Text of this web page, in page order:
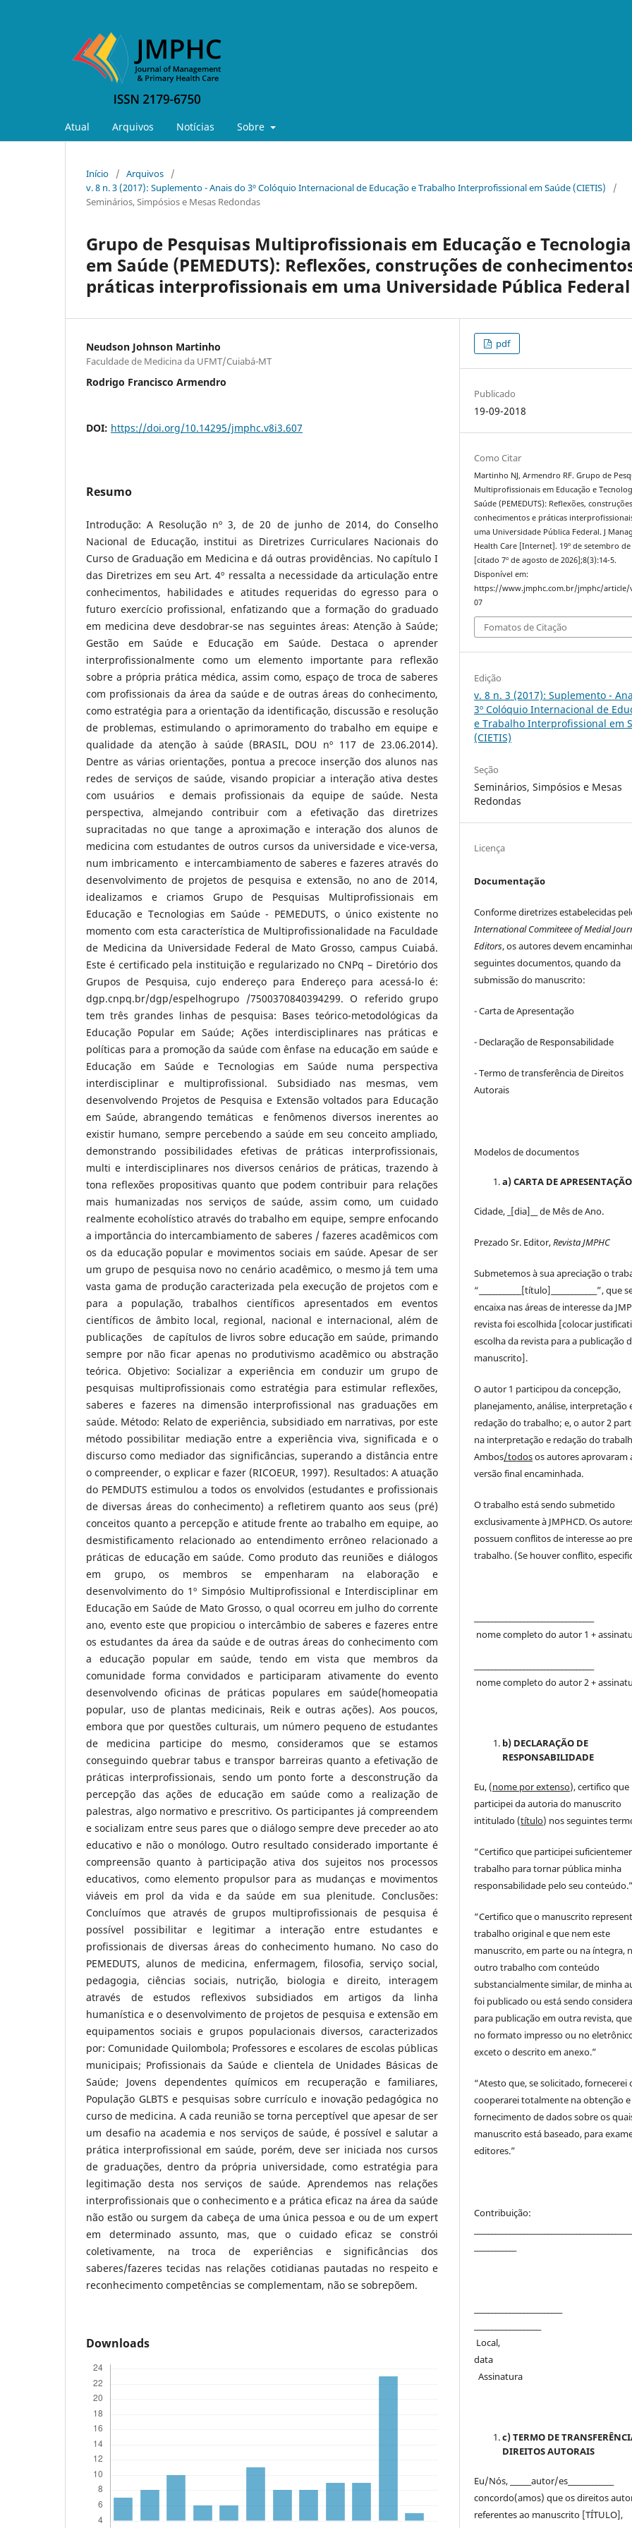
Atual Arquivos Notícias Sobre
Início / Arquivos
/
v. 8 n. 3 (2017): Suplemento - Anais do 3º Colóquio Internacional de Educação e Trabalho Interprofissional em Saúde (CIETIS)
/
Seminários, Simpósios e Mesas Redondas
Grupo de Pesquisas Multiprofissionais em Educação e
em Saúde (PEMEDUTS): Reflexões, construções de
práticas interprofissionais em uma Universidade Pública Federal
Neudson Johnson Martinho
Faculdade de Medicina da UFMT/Cuiabá-MT
Rodrigo Francisco Armendro
DOI: https://doi.org/10.14295/jmphc.v8i3.607
Resumo
Introdução: A Resolução nº 3, de 20 de junho de 2014, do Conselho
Nacional de Educação, institui as Diretrizes Curriculares Nacionais do
Curso de Graduação em Medicina e dá outras providências. No capítulo I
das Diretrizes em seu Art. 4º ressalta a necessidade da articulação entre
conhecimentos, habilidades e atitudes requeridas do egresso para o
futuro exercício profissional, enfatizando que a formação do graduado
em medicina deve desdobrar-se nas seguintes áreas: Atenção à Saúde;
Gestão em Saúde e Educação em Saúde. Destaca o aprender
interprofissionalmente como um elemento importante para reflexão
sobre a própria prática médica, assim como, espaço de troca de saberes
com profissionais da área da saúde e de outras áreas do conhecimento,
como estratégia para a orientação da identificação, discussão e resolução
de problemas, estimulando o aprimoramento do trabalho em equipe e
qualidade da atenção à saúde (BRASIL, DOU nº 117 de 23.06.2014).
Dentre as várias orientações, pontua a precoce inserção dos alunos nas
redes de serviços de saúde, visando propiciar a interação ativa destes
com usuários e demais profissionais da equipe de saúde. Nesta
perspectiva, almejando contribuir com a efetivação das diretrizes
supracitadas no que tange a aproximação e interação dos alunos de
medicina com estudantes de outros cursos da universidade e vice-versa,
num imbricamento e intercambiamento de saberes e fazeres através do
desenvolvimento de projetos de pesquisa e extensão, no ano de 2014,
idealizamos e criamos Grupo de Pesquisas Multiprofissionais em
Educação e Tecnologias em Saúde - PEMEDUTS, o único existente no
momento com esta característica de Multiprofissionalidade na Faculdade
de Medicina da Universidade Federal de Mato Grosso, campus Cuiabá.
Este é certificado pela instituição e regularizado no CNPq – Diretório dos
Grupos de Pesquisa, cujo endereço para Endereço para acessá-lo é:
dgp.cnpq.br/dgp/espelhogrupo /7500370840394299. O referido grupo
tem três grandes linhas de pesquisa: Bases teórico-metodológicas da
Educação Popular em Saúde; Ações interdisciplinares nas práticas e
políticas para a promoção da saúde com ênfase na educação em saúde e
Educação em Saúde e Tecnologias em Saúde numa perspectiva
interdisciplinar e multiprofissional. Subsidiado nas mesmas, vem
desenvolvendo Projetos de Pesquisa e Extensão voltados para Educação
em Saúde, abrangendo temáticas e fenômenos diversos inerentes ao
existir humano, sempre percebendo a saúde em seu conceito ampliado,
demonstrando possibilidades efetivas de práticas interprofissionais,
multi e interdisciplinares nos diversos cenários de práticas, trazendo à
tona reflexões propositivas quanto que podem contribuir para relações
mais humanizadas nos serviços de saúde, assim como, um cuidado
realmente ecoholístico através do trabalho em equipe, sempre enfocando
a importância do intercambiamento de saberes / fazeres acadêmicos com
os da educação popular e movimentos sociais em saúde. Apesar de ser
um grupo de pesquisa novo no cenário acadêmico, o mesmo já tem uma
vasta gama de produção caracterizada pela execução de projetos com e
para a população, trabalhos científicos apresentados em eventos
científicos de âmbito local, regional, nacional e internacional, além de
publicações de capítulos de livros sobre educação em saúde, primando
sempre por não ficar apenas no produtivismo acadêmico ou abstração
teórica. Objetivo: Socializar a experiência em conduzir um grupo de
pesquisas multiprofissionais como estratégia para estimular reflexões,
saberes e fazeres na dimensão interprofissional nas graduações em
saúde. Método: Relato de experiência, subsidiado em narrativas, por este
método possibilitar mediação entre a experiência viva, significada e o
discurso como mediador das significâncias, superando a distância entre
o compreender, o explicar e fazer (RICOEUR, 1997). Resultados: A atuação
do PEMDUTS estimulou a todos os envolvidos (estudantes e profissionais
de diversas áreas do conhecimento) a refletirem quanto aos seus (pré)
conceitos quanto a percepção e atitude frente ao trabalho em equipe, ao
desmistificamento relacionado ao entendimento errôneo relacionado a
práticas de educação em saúde. Como produto das reuniões e diálogos
em grupo, os membros se empenharam na elaboração e
desenvolvimento do 1º Simpósio Multiprofissional e Interdisciplinar em
Educação em Saúde de Mato Grosso, o qual ocorreu em julho do corrente
ano, evento este que propiciou o intercâmbio de saberes e fazeres entre
os estudantes da área da saúde e de outras áreas do conhecimento com
a educação popular em saúde, tendo em vista que membros da
comunidade forma convidados e participaram ativamente do evento
desenvolvendo oficinas de práticas populares em saúde(homeopatia
popular, uso de plantas medicinais, Reik e outras ações). Aos poucos,
embora que por questões culturais, um número pequeno de estudantes
de medicina participe do mesmo, consideramos que se estamos
conseguindo quebrar tabus e transpor barreiras quanto a efetivação de
práticas interprofissionais, sendo um ponto forte a desconstrução da
percepção das ações de educação em saúde como a realização de
palestras, algo normativo e prescritivo. Os participantes já compreendem
e socializam entre seus pares que o diálogo sempre deve preceder ao ato
educativo e não o monólogo. Outro resultado considerado importante é
compreensão quanto à participação ativa dos sujeitos nos processos
educativos, como elemento propulsor para as mudanças e movimentos
viáveis em prol da vida e da saúde em sua plenitude. Conclusões:
Concluímos que através de grupos multiprofissionais de pesquisa é
possível possibilitar e legitimar a interação entre estudantes e
profissionais de diversas áreas do conhecimento humano. No caso do
PEMEDUTS, alunos de medicina, enfermagem, filosofia, serviço social,
pedagogia, ciências sociais, nutrição, biologia e direito, interagem
através de estudos reflexivos subsidiados em artigos da linha
humanística e o desenvolvimento de projetos de pesquisa e extensão em
equipamentos sociais e grupos populacionais diversos, caracterizados
por: Comunidade Quilombola; Professores e escolares de escolas públicas
municipais; Profissionais da Saúde e clientela de Unidades Básicas de
Saúde; Jovens dependentes químicos em recuperação e familiares,
População GLBTS e pesquisas sobre currículo e inovação pedagógica no
curso de medicina. A cada reunião se torna perceptível que apesar de ser
um desafio na academia e nos serviços de saúde, é possível e salutar a
prática interprofissional em saúde, porém, deve ser iniciada nos cursos
de graduações, dentro da própria universidade, como estratégia para
legitimação desta nos serviços de saúde. Aprendemos nas relações
interprofissionais que o conhecimento e a prática eficaz na área da saúde
não estão ou surgem da cabeça de uma única pessoa e ou de um expert
em determinado assunto, mas, que o cuidado eficaz se constrói
coletivamente, na troca de experiências e significâncias dos
saberes/fazeres tecidas nas relações cotidianas pautadas no respeito e
reconhecimento competências se complementam, não se sobrepõem.
Downloads
pdf
Publicado
19-09-2018
Como Citar
Martinho NJ, Armendro RF. Grupo de
Multiprofissionais em Educação e
Saúde (PEMEDUTS): Reflexões,
conhecimentos e práticas
uma Universidade Pública Federal. J
Health Care [Internet]. 19º de setembro de
[citado 7º de agosto de 2026];8(3):14-5.
Disponível em:
https://www.jmphc.com.br/jmphc/article/
07
Fomatos de Citação
Edição
v. 8 n. 3 (2017): Suplemento -
3º Colóquio Internacional de
e Trabalho Interprofissional em
(CIETIS)
Seção
Seminários, Simpósios e Mesas
Redondas
Licença
Documentação
Conforme diretrizes estabelecidas
International Commiteee of Medial
Editors, os autores devem
seguintes documentos, quando da
submissão do manuscrito:
- Carta de Apresentação
- Declaração de Responsabilidade
- Termo de transferência de Direitos
Autorais
Modelos de documentos
a) CARTA DE APRESENTAÇÃO
Cidade, _[dia]__ de Mês de Ano.
Prezado Sr. Editor,Revista JMPHC
Submetemos à sua apreciação o
“____________[título]_____________”, que
encaixa nas áreas de interesse da
revista foi escolhida [colocar
escolha da revista para a publicação
manuscrito].
O autor 1 participou da concepção,
planejamento, análise, interpretação
redação do trabalho; e, o autor 2
na interpretação e redação do
Ambos/todosos autores aprovaram
versão final encaminhada.
O trabalho está sendo submetido
exclusivamente à JMPHCD. Os
possuem conflitos de interesse ao
trabalho. (Se houver conflito,
nome completo do autor 1 +
nome completo do autor 2 +
b) DECLARAÇÃO DE
RESPONSABILIDADE
Eu, (nome por extenso), certifico que
participei da autoria do manuscrito
intitulado (título) nos seguintes
“Certifico que participei
trabalho para tornar pública minha
responsabilidade pelo seu conteúdo.”
“Certifico que o manuscrito
trabalho original e que nem este
manuscrito, em parte ou na íntegra,
outro trabalho com conteúdo
substancialmente similar, de minha
foi publicado ou está sendo
para publicação em outra revista,
no formato impresso ou no
exceto o descrito em anexo.”
“Atesto que, se solicitado, fornecerei
cooperarei totalmente na obtenção e
fornecimento de dados sobre os
manuscrito está baseado, para
editores.”
Contribuição:
Local,
Assinatura
c) TERMO DE
DIREITOS AUTORAIS
Eu/Nós, ______autor/es_____________
concordo(amos) que os direitos
referentes ao manuscrito [TÍTULO],